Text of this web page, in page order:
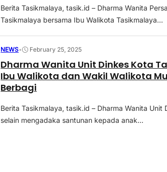
Berita Tasikmalaya, tasik.id – Dharma Wanita
Tasikmalaya bersama Ibu Walikota Tasikmalaya...
NEWS• February 25, 2025
Dharma Wanita Unit Dinkes Kota
Ibu Walikota dan Wakil Walikota
Berbagi
Berita Tasikmalaya, tasik.id – Dharma Wanita Unit
selain mengadaka santunan kepada anak...